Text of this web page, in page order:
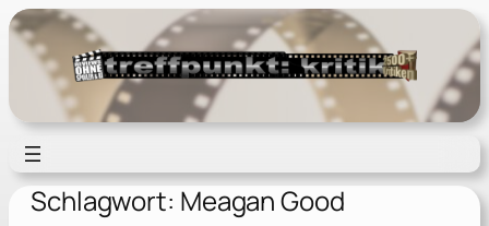
Zum
Inhalt
springen
Schlagwort: Meagan Good